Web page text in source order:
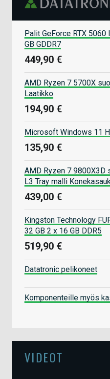
Palit GeForce RTX 5060
GB GDDR7
449,90 €
AMD Ryzen 7 5700X
Laatikko
194,90 €
Microsoft Windows 11
135,90 €
AMD Ryzen 7 9800X3D
L3 Tray malli
439,00 €
Kingston Technology
32 GB 2 x 16 GB DDR5
519,90 €
Datatronic pelikoneet
Komponenteille myös
VIDEOT